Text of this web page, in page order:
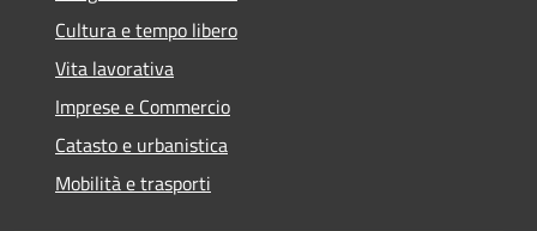
Cultura e tempo libero
Vita lavorativa
Imprese e Commercio
Catasto e urbanistica
Mobilità e trasporti